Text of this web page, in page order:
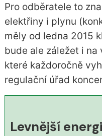
Pro odběratele to
elektřiny i plynu
měly od ledna 2015
bude ale záležet i
které každoročně
regulační úřad
Levnější